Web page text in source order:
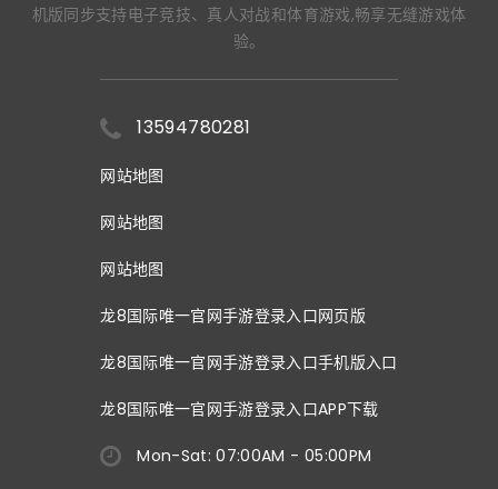
机版同步支持电子竞技、真人对战和体育游戏,畅享无缝游戏体
验。
13594780281
网站地图
网站地图
网站地图
龙8国际唯一官网手游登录入口网页版
龙8国际唯一官网手游登录入口手机版入口
龙8国际唯一官网手游登录入口APP下载
Mon-Sat: 07:00AM - 05:00PM